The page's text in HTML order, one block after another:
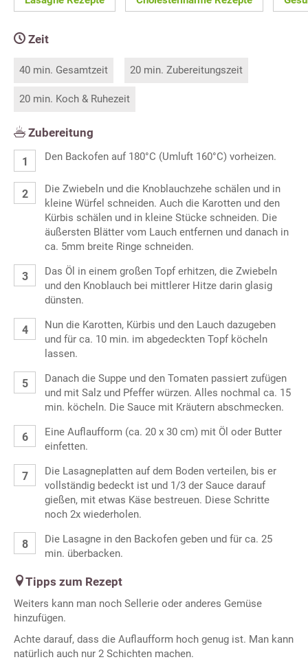
Zeit
40 min. Gesamtzeit 20 min. Zubereitungszeit
20 min. Koch & Ruhezeit
Zubereitung
Den Backofen auf 180°C (Umluft 160°C) vorheizen.
Die Zwiebeln und die Knoblauchzehe schälen und in
kleine Würfel schneiden. Auch die Karotten und den
Kürbis schälen und in kleine Stücke schneiden. Die
äußersten Blätter vom Lauch entfernen und danach in
ca. 5mm breite Ringe schneiden.
Das Öl in einem großen Topf erhitzen, die Zwiebeln
und den Knoblauch bei mittlerer Hitze darin glasig
dünsten.
Nun die Karotten, Kürbis und den Lauch dazugeben
und für ca. 10 min. im abgedeckten Topf köcheln
lassen.
Danach die Suppe und den Tomaten passiert zufügen
und mit Salz und Pfeffer würzen. Alles nochmal ca. 15
min. köcheln. Die Sauce mit Kräutern abschmecken.
Eine Auflaufform (ca. 20 x 30 cm) mit Öl oder Butter
einfetten.
Die Lasagneplatten auf dem Boden verteilen, bis er
vollständig bedeckt ist und 1/3 der Sauce darauf
gießen, mit etwas Käse bestreuen. Diese Schritte
noch 2x wiederholen.
Die Lasagne in den Backofen geben und für ca. 25
min. überbacken.
Tipps zum Rezept
Weiters kann man noch Sellerie oder anderes Gemüse
hinzufügen.
Achte darauf, dass die Auflaufform hoch genug ist. Man kann
natürlich auch nur 2 Schichten machen.